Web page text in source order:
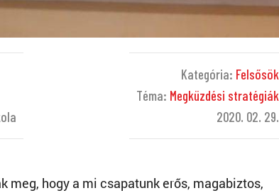
Kategória: Felsősök
Téma: Megküzdési stratégiák
2020. 02. 29.
meg, hogy a mi csapatunk erős, magabiztos,